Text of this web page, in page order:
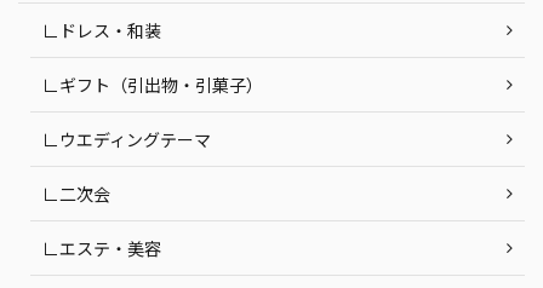
∟ドレス・和装
∟ギフト（引出物・引菓子）
∟ウエディングテーマ
∟二次会
∟エステ・美容